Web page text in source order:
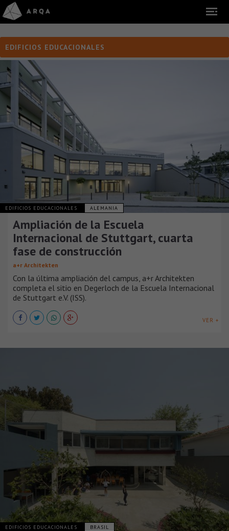
EDIFICIOS EDUCACIONALES
EDIFICIOS EDUCACIONALES ALEMANIA
Ampliación de la Escuela
Internacional de Stuttgart, cuarta
fase de construcción
a+r Architekten
Con la última ampliación del campus, a+r Architekten
completa el sitio en Degerloch de la Escuela Internacional
de Stuttgart e.V. (ISS).
VER +
EDIFICIOS EDUCACIONALES BRASIL